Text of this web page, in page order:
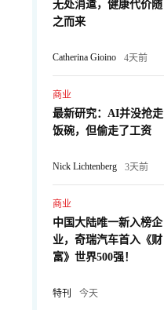
无处消遣，健康代价随
之而来
Catherina Gioino 4天前
商业
最新研究：AI并没抢走
饭碗，但偷走了工资
Nick Lichtenberg 3天前
商业
中国大陆唯一新入榜企
业，奇瑞汽车首入《财
富》世界500强！
特刊 今天